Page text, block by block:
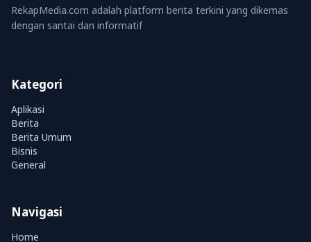
RekapMedia.com adalah platform berita terkini yang dikemas
dengan santai dan informatif
Kategori
Aplikasi
Berita
Berita Umum
Bisnis
General
Navigasi
Home